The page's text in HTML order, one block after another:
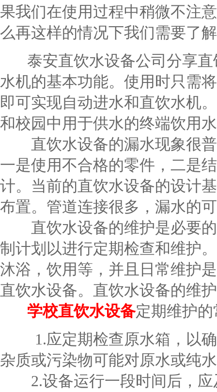
果我们在使用过程中稍微不注
么再这样的情况下我们需要了
泰安直饮水设备公司分享直
水机的基本功能。使用时只需
即可实现自动进水和直饮水机
和校园中用于供水的终端饮用
直饮水设备的漏水现象很普
一是使用不合格的零件，二是
计。当前的直饮水设备的设计
布置。管道连接很多，漏水的
直饮水设备的维护是必要的
制计划以进行定期检查和维护
沐浴，饮用等，并且日常维护
直饮水设备。直饮水设备的维
学校直饮水设备定期维护
1.应定期检查原水箱，以确
杂质或污染物可能对原水或纯
2.设备运行一段时间后，应